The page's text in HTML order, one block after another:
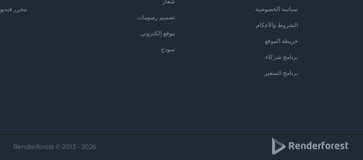
سياسة الخصوصية
الشروط والأحكام
خريطة الموقع
برنامج شركاء
برنامج السفير
تصميم رسومات
موقع إلكتروني
نموذج
محرر فيديو
Renderforest © 2013 - 2026